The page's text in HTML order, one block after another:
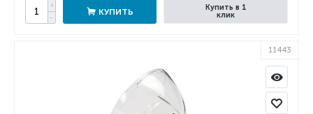
+
−
КУПИТЬ
Купить в 1
клик
11443